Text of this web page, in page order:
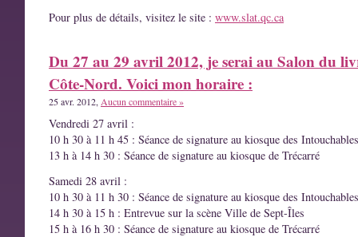
Pour plus de détails, visitez le site : www.slat.qc.ca
Du 27 au 29 avril 2012, je serai au Salon du
Côte-Nord. Voici mon horaire :
25 avr. 2012, Aucun commentaire »
Vendredi 27 avril :
10 h 30 à 11 h 45 : Séance de signature au kiosque des Intouchables
13 h à 14 h 30 : Séance de signature au kiosque de Trécarré
Samedi 28 avril :
10 h 30 à 11 h 30 : Séance de signature au kiosque des Intouchables
14 h 30 à 15 h : Entrevue sur la scène Ville de Sept-Îles
15 h à 16 h 30 : Séance de signature au kiosque de Trécarré